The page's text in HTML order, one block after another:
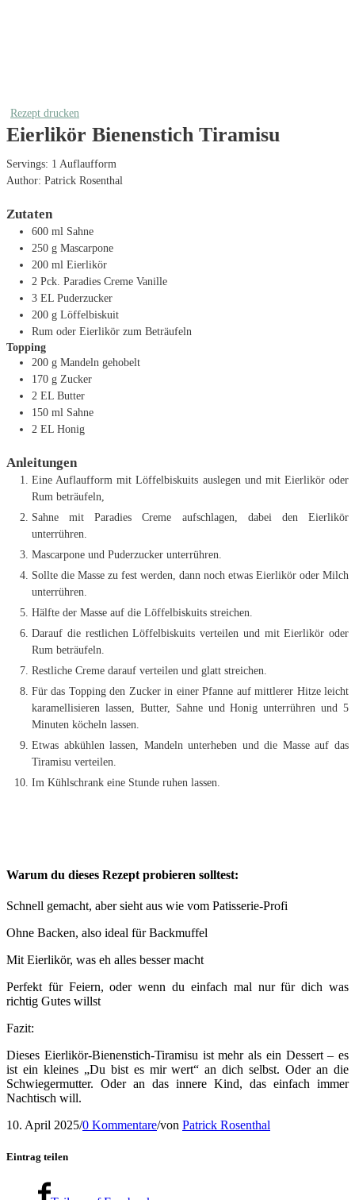
Rezept drucken
Eierlikör Bienenstich Tiramisu
Servings: 1 Auflaufform
Author: Patrick Rosenthal
Zutaten
600 ml Sahne
250 g Mascarpone
200 ml Eierlikör
2 Pck. Paradies Creme Vanille
3 EL Puderzucker
200 g Löffelbiskuit
Rum oder Eierlikör zum Beträufeln
Topping
200 g Mandeln gehobelt
170 g Zucker
2 EL Butter
150 ml Sahne
2 EL Honig
Anleitungen
Eine Auflaufform mit Löffelbiskuits auslegen und mit Eierlikör oder
Rum beträufeln,
Sahne mit Paradies Creme aufschlagen, dabei den Eierlikör
unterrühren.
Mascarpone und Puderzucker unterrühren.
Sollte die Masse zu fest werden, dann noch etwas Eierlikör oder Milch
unterrühren.
Hälfte der Masse auf die Löffelbiskuits streichen.
Darauf die restlichen Löffelbiskuits verteilen und mit Eierlikör oder
Rum beträufeln.
Restliche Creme darauf verteilen und glatt streichen.
Für das Topping den Zucker in einer Pfanne auf mittlerer Hitze leicht
karamellisieren lassen, Butter, Sahne und Honig unterrühren und 5
Minuten köcheln lassen.
Etwas abkühlen lassen, Mandeln unterheben und die Masse auf das
Tiramisu verteilen.
Im Kühlschrank eine Stunde ruhen lassen.
Warum du dieses Rezept probieren solltest:
Schnell gemacht, aber sieht aus wie vom Patisserie-Profi
Ohne Backen, also ideal für Backmuffel
Mit Eierlikör, was eh alles besser macht
Perfekt für Feiern, oder wenn du einfach mal nur für dich was
richtig Gutes willst
Fazit:
Dieses Eierlikör-Bienenstich-Tiramisu ist mehr als ein Dessert – es
ist ein kleines „Du bist es mir wert“ an dich selbst. Oder an die
Schwiegermutter. Oder an das innere Kind, das einfach immer
Nachtisch will.
10. April 2025/0 Kommentare/von Patrick Rosenthal
Eintrag teilen